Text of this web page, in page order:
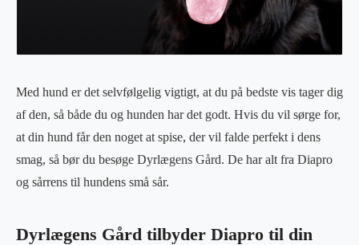
Med hund er det selvfølgelig vigtigt, at du på bedste vis tager dig
af den, så både du og hunden har det godt. Hvis du vil sørge for,
at din hund får den noget at spise, der vil falde perfekt i dens
smag, så bør du besøge Dyrlægens Gård. De har alt fra Diapro
og sårrens til hundens små sår.
Dyrlægens Gård tilbyder Diapro til din